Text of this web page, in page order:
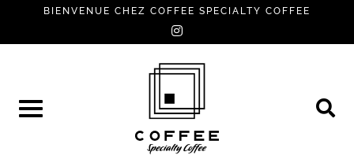
BIENVENUE CHEZ COFFEE SPECIALTY COFFEE
instagram